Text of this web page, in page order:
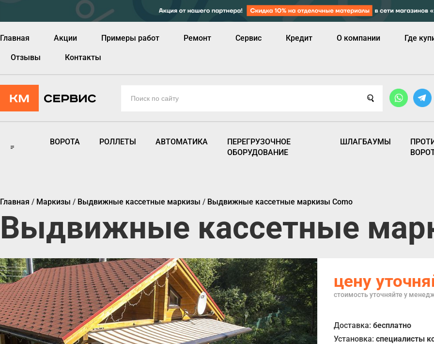
Главная Акции Примеры работ Ремонт Сервис Кредит О компании Где
Отзывы Контакты
ВОРОТА РОЛЛЕТЫ АВТОМАТИКА
ПЕРЕГРУЗОЧНОЕ
ОБОРУДОВАНИЕ
ШЛАГБАУМЫ
Главная / Маркизы / Выдвижные кассетные маркизы / Выдвижные кассетные маркизы Como
Выдвижные кассетные
цену
стоимость уточняйте у
Доставка:бесплатно
Установка:специалисты